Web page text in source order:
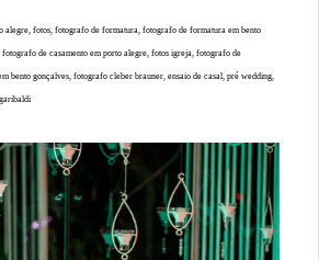
alegre, fotos, fotografo de formatura, fotografo de formatura em bento
de casamento em porto alegre, fotos igreja, fotografo de
bento gonçalves, fotografo cleber brauner, ensaio de casal, pré wedding,